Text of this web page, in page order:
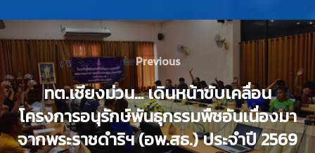
Previous
ทต.เชียงม่วน… เดินหน้าขับเคลื่อน
โครงการอนุรักษ์พันธุกรรมพืชอันเนื่องมา
จากพระราชดำริฯ (อพ.สธ.) ประจำปี 2569